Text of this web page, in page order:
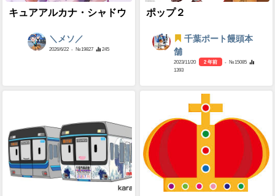
キュアアルカナ・シャドウ
＼メソ／
2026/6/22 - №19827 245
ポップ２
千葉ポート饅頭本
舗
2023/11/20 2 年前
- №15085
1393